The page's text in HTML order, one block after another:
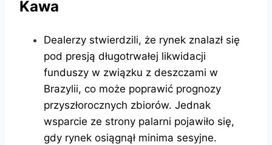
Kawa
Dealerzy stwierdzili, że rynek znalazł się
pod presją długotrwałej likwidacji
funduszy w związku z deszczami w
Brazylii, co może poprawić prognozy
przyszłorocznych zbiorów. Jednak
wsparcie ze strony palarni pojawiło się,
gdy rynek osiągnął minima sesyjne.